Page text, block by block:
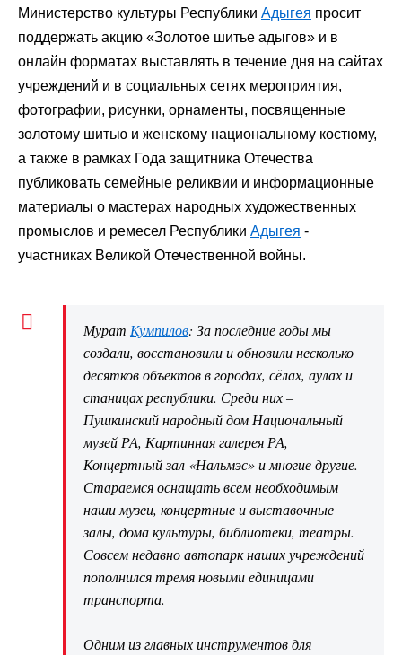
Министерство культуры Республики Адыгея просит
поддержать акцию «Золотое шитье адыгов» и в
онлайн форматах выставлять в течение дня на сайтах
учреждений и в социальных сетях мероприятия,
фотографии, рисунки, орнаменты, посвященные
золотому шитью и женскому национальному костюму,
а также в рамках Года защитника Отечества
публиковать семейные реликвии и информационные
материалы о мастерах народных художественных
промыслов и ремесел Республики Адыгея -
участниках Великой Отечественной войны.
Мурат Кумпилов: За последние годы мы
создали, восстановили и обновили несколько
десятков объектов в городах, сёлах, аулах и
станицах республики. Среди них –
Пушкинский народный дом Национальный
музей РА, Картинная галерея РА,
Концертный зал «Нальмэс» и многие другие.
Стараемся оснащать всем необходимым
наши музеи, концертные и выставочные
залы, дома культуры, библиотеки, театры.
Совсем недавно автопарк наших учреждений
пополнился тремя новыми единицами
транспорта.
Одним из главных инструментов для